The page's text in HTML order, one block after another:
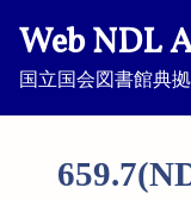
Web NDL
国立国会図書館典